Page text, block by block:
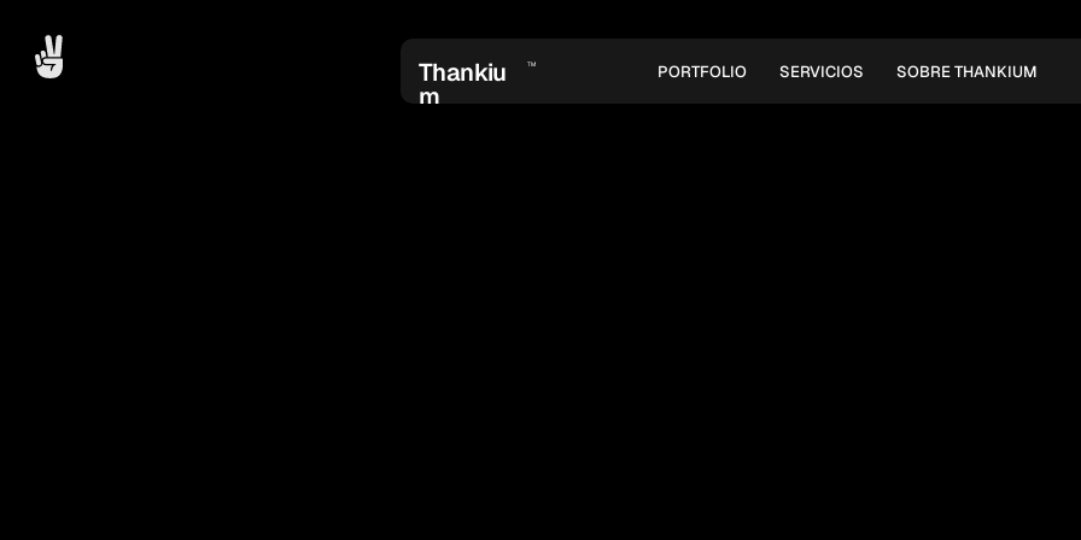
Thankiu
m
TM PORTFOLIO SERVICIOS SOBRE THANKIUM